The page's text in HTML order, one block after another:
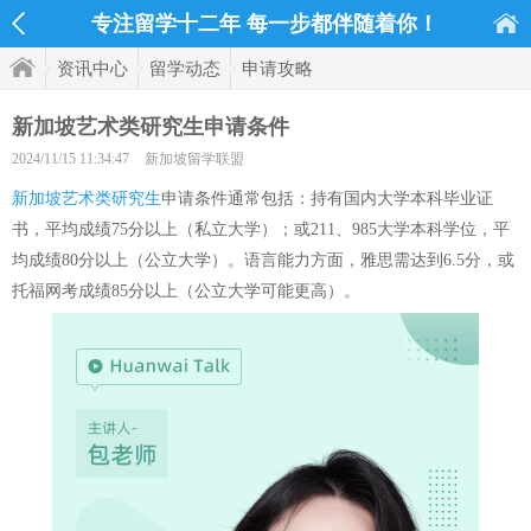
专注留学十二年 每一步都伴随着你！
资讯中心 留学动态 申请攻略
新加坡艺术类研究生申请条件
2024/11/15 11:34:47 新加坡留学联盟
新加坡艺术类研究生申请条件通常包括：持有国内大学本科毕业证
书，平均成绩75分以上（私立大学）；或211、985大学本科学位，平
均成绩80分以上（公立大学）。语言能力方面，雅思需达到6.5分，或
托福网考成绩85分以上（公立大学可能更高）。